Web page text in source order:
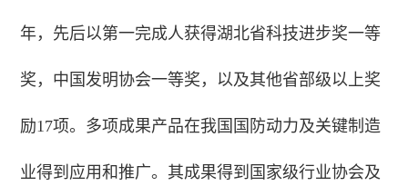
年，先后以第一完成人获得湖北省科技进步奖一等
奖，中国发明协会一等奖，以及其他省部级以上奖
励17项。多项成果产品在我国国防动力及关键制造
业得到应用和推广。其成果得到国家级行业协会及